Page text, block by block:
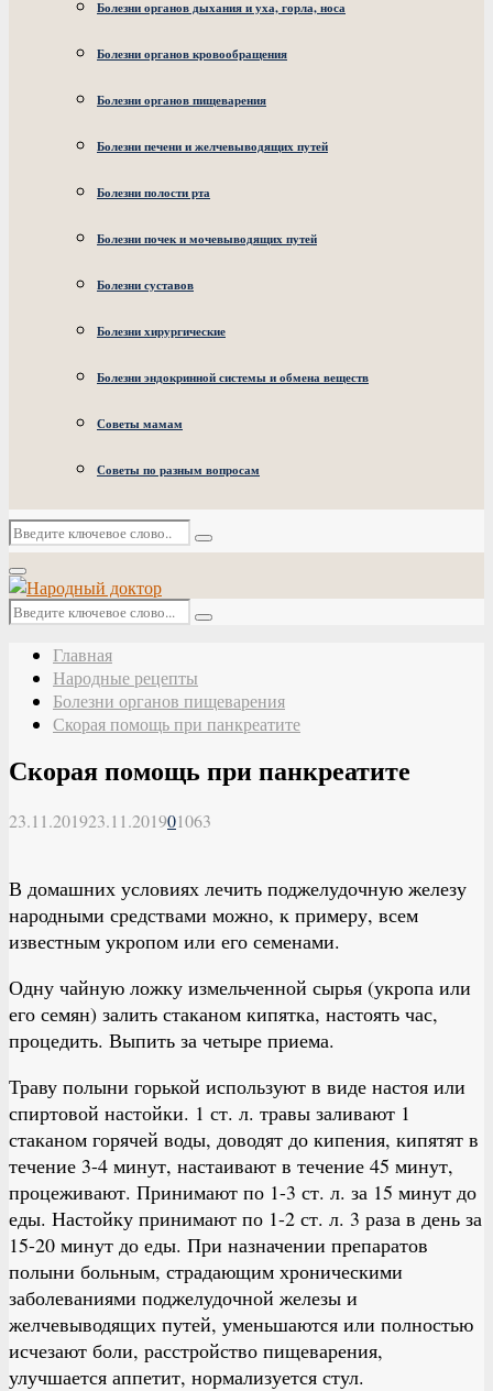
Болезни органов дыхания и уха, горла, носа
Болезни органов кровообращения
Болезни органов пищеварения
Болезни печени и желчевыводящих путей
Болезни полости рта
Болезни почек и мочевыводящих путей
Болезни суставов
Болезни хирургические
Болезни эндокринной системы и обмена веществ
Советы мамам
Советы по разным вопросам
Искать:
Поиск
Основное
меню
Искать:
Поиск
Главная
Народные рецепты
Болезни органов пищеварения
Скорая помощь при панкреатите
Скорая помощь при панкреатите
23.11.201923.11.201901063
В домашних условиях лечить поджелудочную железу
народными средствами можно, к примеру, всем
известным укропом или его семенами.
Одну чайную ложку измельченной сырья (укропа или
его семян) залить стаканом кипятка, настоять час,
процедить. Выпить за четыре приема.
Траву полыни горькой используют в виде настоя или
спиртовой настойки. 1 ст. л. травы заливают 1
стаканом горячей воды, доводят до кипения, кипятят в
течение 3-4 минут, настаивают в течение 45 минут,
процеживают. Принимают по 1-3 ст. л. за 15 минут до
еды. Настойку принимают по 1-2 ст. л. 3 раза в день за
15-20 минут до еды. При назначении препаратов
полыни больным, страдающим хроническими
заболеваниями поджелудочной железы и
желчевыводящих путей, уменьшаются или полностью
исчезают боли, расстройство пищеварения,
улучшается аппетит, нормализуется стул.